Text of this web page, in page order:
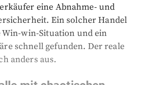
eine Abnahme- und
Ein solcher Handel
Win-win-Situation und ein
schnell gefunden. Der reale
anders aus.